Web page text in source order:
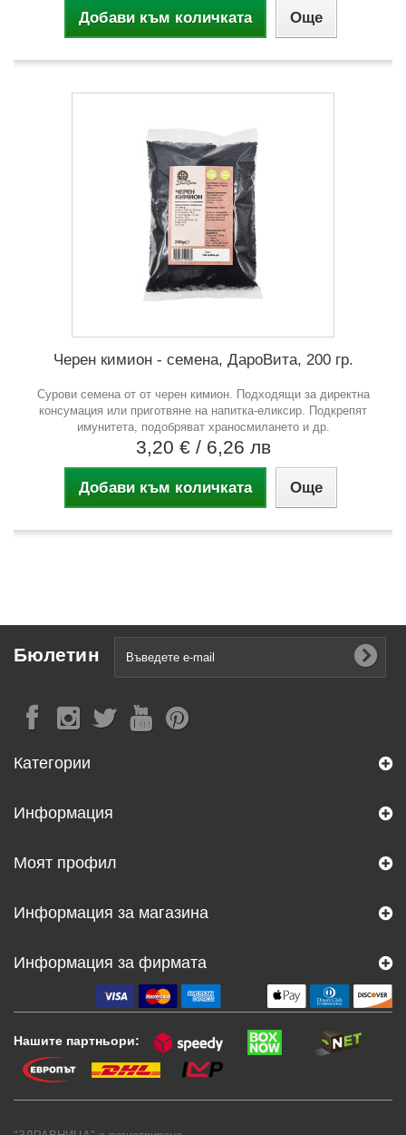
Добави към количката Още
Черен кимион - семена, ДароВита, 200 гр.
Сурови семена от от черен кимион. Подходящи за директна
консумация или приготвяне на напитка-еликсир. Подкрепят
имунитета, подобряват храносмилането и др.
3,20 € / 6,26 лв
Добави към количката Още
Бюлетин
Категории
Информация
Моят профил
Информация за магазина
Информация за фирмата
Нашите партньори: